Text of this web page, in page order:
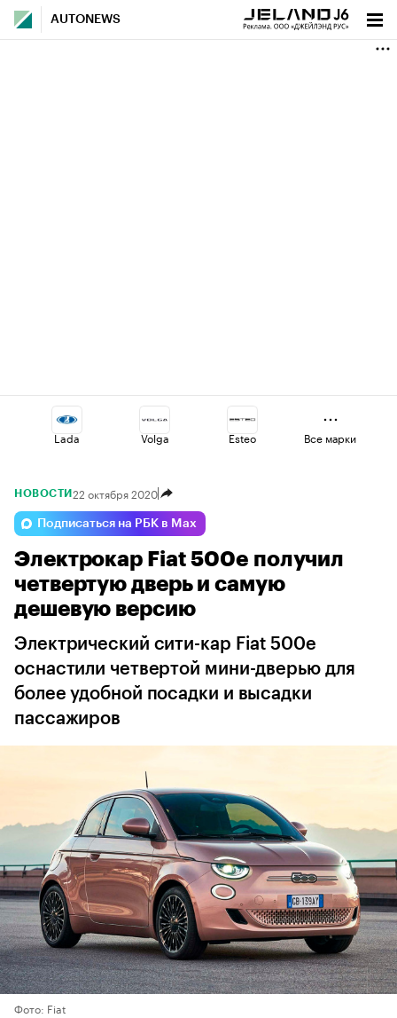
AUTONEWS
Lada Volga Esteo
Jaecoo Voyah
Omoda Geely Haval
Все марки
НОВОСТИ 22 октября 2020
Подписаться на РБК в Max
Электрокар Fiat 500e получил
четвертую дверь и самую
дешевую версию
Электрический сити-кар Fiat 500e
оснастили четвертой мини-дверью для
более удобной посадки и высадки
пассажиров
Фото: Fiat